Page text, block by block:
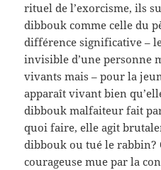
rituel de l’exorcisme, ils
dibbouk comme celle du
différence significative –
invisible d’une personne
vivants mais – pour la
apparaît vivant bien
dibbouk malfaiteur fait
quoi faire, elle agit
dibbouk ou tué le rabbin?
courageuse mue par la